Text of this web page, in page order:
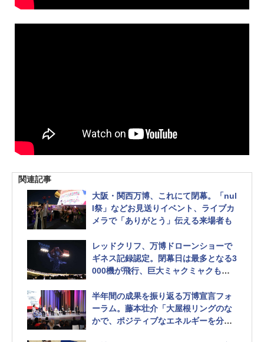
関連記事
大阪・関西万博、これにて閉幕。「nul
l祭」などお見送りイベント、ライブカ
メラで「ありがとう」伝える来場者も
レッドクリフ、万博ドローンショーで
ギネス記録認定。閉幕日は最多となる3
000機が飛行、巨大ミャクミャクも登
半年間の成果を振り返る万博宣言フォ
ーラム。藤本壮介「大屋根リングのな
かで、ポジティブなエネルギーを分か